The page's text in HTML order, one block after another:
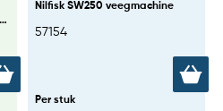
Nilfisk SW250 veegmachine
57154
Per stuk